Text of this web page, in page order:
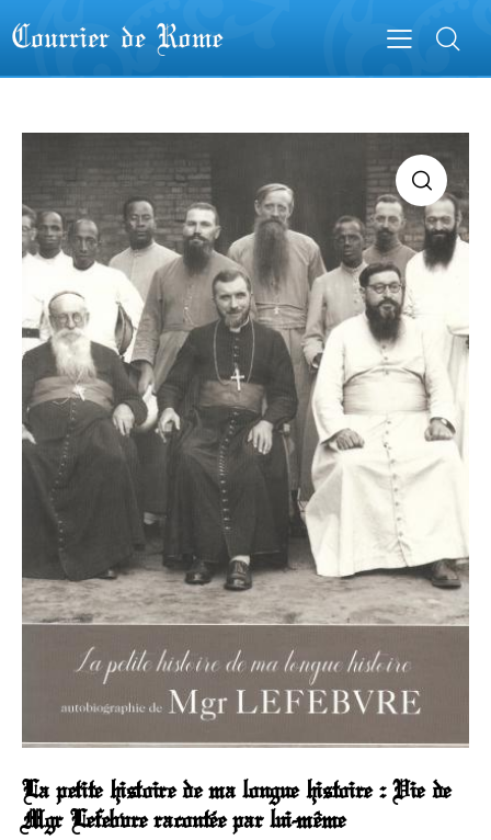
La petite histoire de ma longue histoire : Vie de
Mgr Lefebvre racontée par lui-même